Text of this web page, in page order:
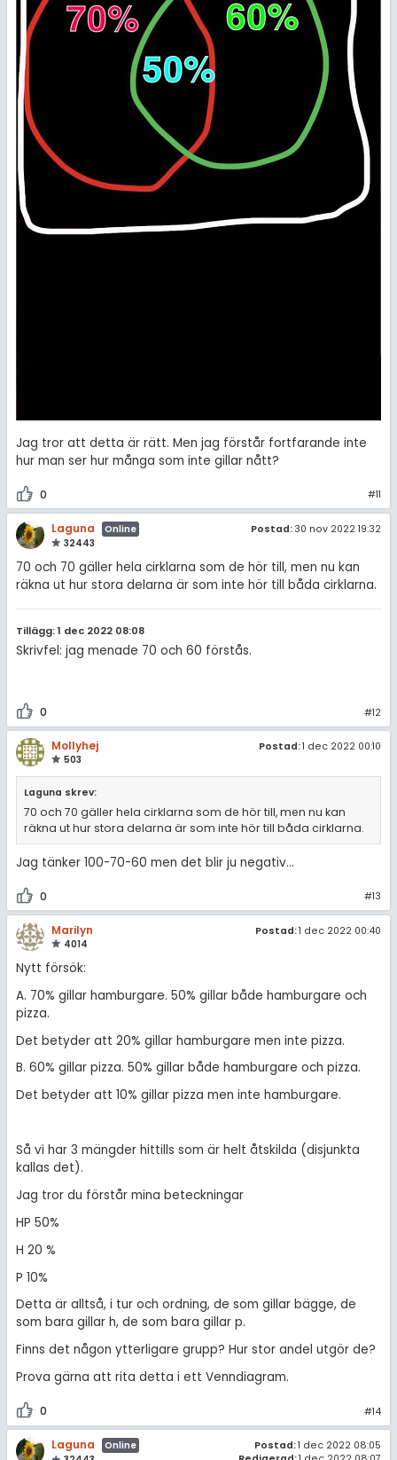
Jag tror att detta är rätt. Men jag förstår fortfarande inte
hur man ser hur många som inte gillar nått?
0 #11
Laguna
Online
32443
Postad: 30 nov 2022 19:32
70 och 70 gäller hela cirklarna som de hör till, men nu kan
räkna ut hur stora delarna är som inte hör till båda cirklarna.
Tillägg: 1 dec 2022 08:08
Skrivfel: jag menade 70 och 60 förstås.
0 #12
Mollyhej
503
Postad:1 dec 2022 00:10
Laguna skrev:
70 och 70 gäller hela cirklarna som de hör till, men nu kan
räkna ut hur stora delarna är som inte hör till båda cirklarna.
Jag tänker 100-70-60 men det blir ju negativ…
0 #13
Marilyn
4014
Postad:1 dec 2022 00:40
Nytt försök:
A. 70% gillar hamburgare. 50% gillar både hamburgare och
pizza.
Det betyder att 20% gillar hamburgare men inte pizza.
B. 60% gillar pizza. 50% gillar både hamburgare och pizza.
Det betyder att 10% gillar pizza men inte hamburgare.
Så vi har 3 mängder hittills som är helt åtskilda (disjunkta
kallas det).
Jag tror du förstår mina beteckningar
HP 50%
H 20 %
P 10%
Detta är alltså, i tur och ordning, de som gillar bägge, de
som bara gillar h, de som bara gillar p.
Finns det någon ytterligare grupp? Hur stor andel utgör de?
Prova gärna att rita detta i ett Venndiagram.
0 #14
Laguna
Online
Postad:1 dec 2022 08:05